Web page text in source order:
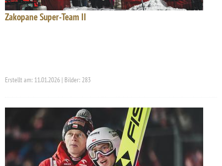
Zakopane Super-Team II
Erstellt am: 11.01.2026 | Bilder: 283